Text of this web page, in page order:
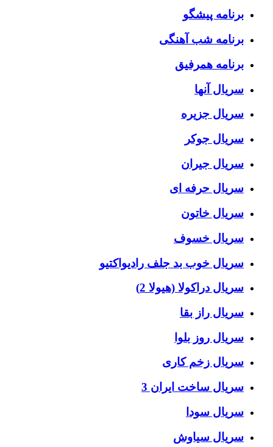
برنامه پیشگو
برنامه شب آهنگی
برنامه همرفیق
سریال آنها
سریال جزیره
سریال جوکر
سریال جیران
سریال حرفه ای
سریال خاتون
سریال خسوف
سریال خوب بد جلف رادیواکتیو
سریال دراکولا (هیولا 2)
سریال راز بقا
سریال روز بلوا
سریال زخم کاری
سریال ساخت ایران 3
سریال سودا
سریال سیاوش